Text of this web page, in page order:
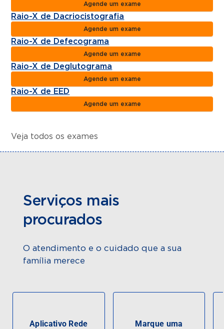
Agende um exame
Raio-X de Dacriocistografia
Agende um exame
Raio-X de Defecograma
Agende um exame
Raio-X de Deglutograma
Agende um exame
Raio-X de EED
Agende um exame
Veja todos os exames
Serviços mais
procurados
O atendimento e o cuidado que a sua
família merece
Aplicativo Rede
Marque uma